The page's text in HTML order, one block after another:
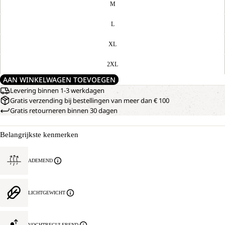
M
L
XL
2XL
AAN WINKELWAGEN TOEVOEGEN
Levering binnen 1-3 werkdagen
Gratis verzending bij bestellingen van meer dan € 100
Gratis retourneren binnen 30 dagen
Belangrijkste kenmerken
ADEMEND
LICHTGEWICHT